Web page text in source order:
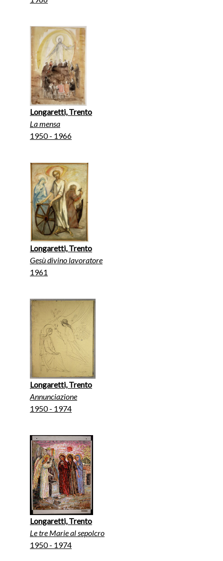
Longaretti, Trento
La mensa
1950 - 1966
Longaretti, Trento
Gesù divino lavoratore
1961
Longaretti, Trento
Annunciazione
1950 - 1974
Longaretti, Trento
Le tre Marie al sepolcro
1950 - 1974